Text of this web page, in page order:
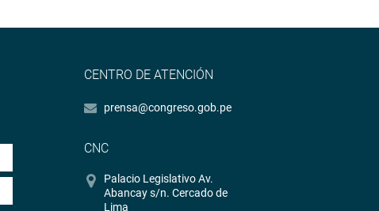
CENTRO DE ATENCIÓN
prensa@congreso.gob.pe
CNC
Palacio Legislativo Av.
Abancay s/n. Cercado de
Lima